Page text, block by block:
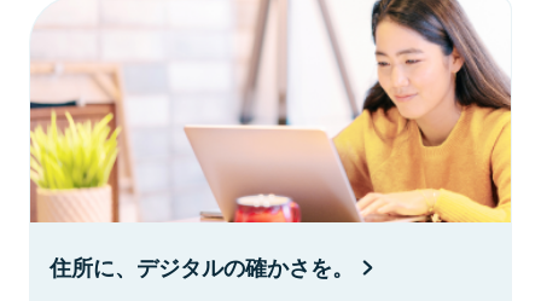
住所に、デジタルの確かさを。